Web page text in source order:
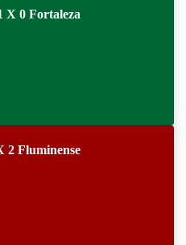
X 0 Fortaleza
2 Fluminense